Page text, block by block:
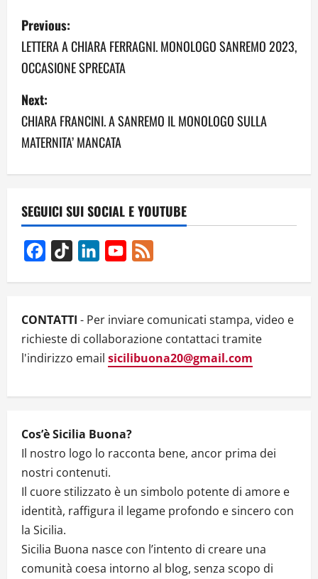
P
o
s
t
n
a
i
g
a
t
i
n
Previous:
LETTERA A CHIARA FERRAGNI. MONOLOGO SANREMO 2023,
OCCASIONE SPRECATA
Next:
CHIARA FRANCINI. A SANREMO IL MONOLOGO SULLA
MATERNITA’ MANCATA
SEGUICI SUI SOCIAL E YOUTUBE
Facebook
TikTok LinkedInYouTube
CONTATTI - Per inviare comunicati stampa, video e
richieste di collaborazione contattaci tramite
l'indirizzo email sicilibuona20@gmail.com
Cos’è Sicilia Buona?
Il nostro logo lo racconta bene, ancor prima dei
nostri contenuti.
Il cuore stilizzato è un simbolo potente di amore e
identità, raffigura il legame profondo e sincero con
la Sicilia.
Sicilia Buona nasce con l’intento di creare una
comunità coesa intorno al blog, senza scopo di